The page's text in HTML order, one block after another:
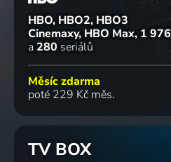
HBO, HBO2, HBO3
Cinemaxy, HBO Max 1 976
a 280 seriálů
Měsíc zdarma
poté 229 Kč měs.
TV BOX